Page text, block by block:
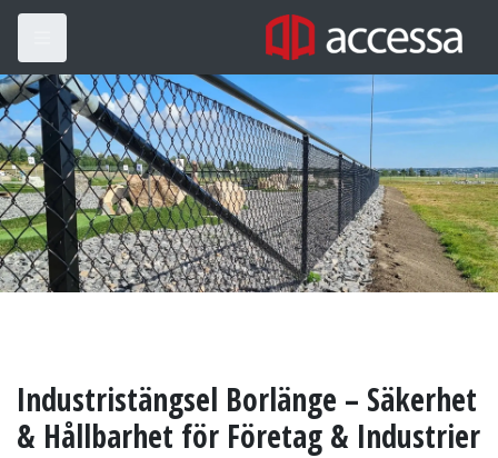
Industristängsel Borlänge – Säkerhet
& Hållbarhet för Företag & Industrier